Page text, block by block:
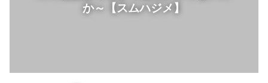
か～【スムハジメ】